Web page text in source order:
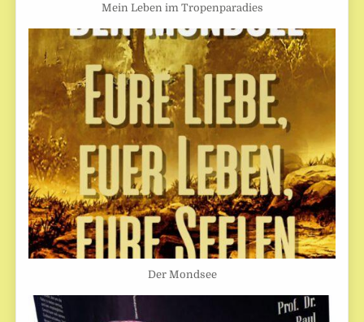
Mein Leben im Tropenparadies
Der Mondsee